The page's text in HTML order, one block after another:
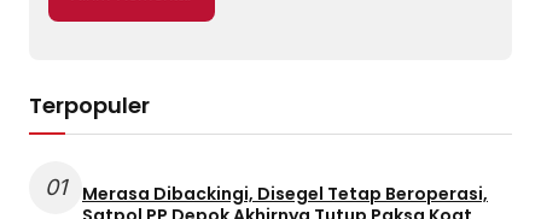
Terpopuler
01
Merasa Dibackingi, Disegel Tetap Beroperasi,